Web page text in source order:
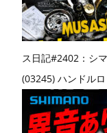
ス日記#2402：シ
(03245) ハンドル